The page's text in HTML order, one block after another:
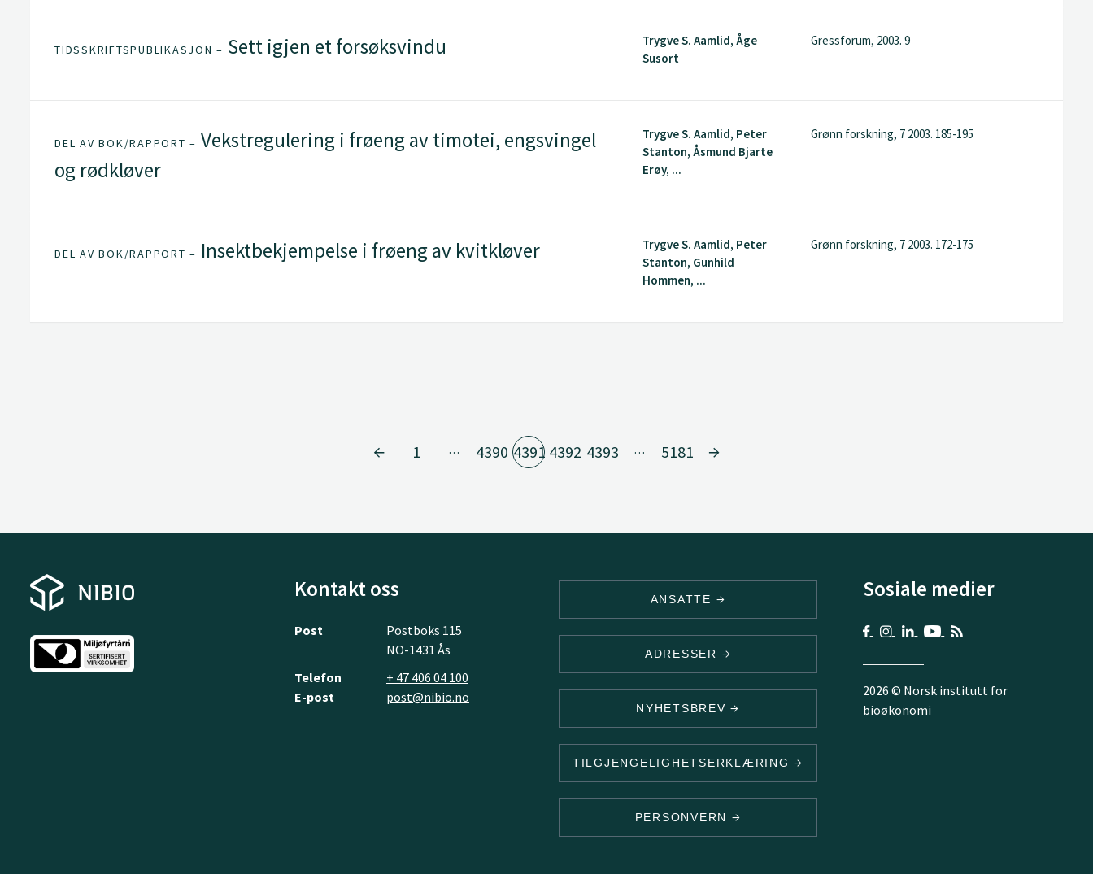
TIDSSKRIFTSPUBLIKASJON – Sett igjen et forsøksvindu
Trygve S. Aamlid, Åge
Susort
Gressforum, 2003. 9
DEL AV BOK/RAPPORT – Vekstregulering i frøeng av timotei, engsvingel
og rødkløver
Trygve S. Aamlid, Peter
Stanton, Åsmund Bjarte
Erøy, ...
Grønn forskning, 7 2003. 185-195
DEL AV BOK/RAPPORT – Insektbekjempelse i frøeng av kvitkløver
Trygve S. Aamlid, Peter
Stanton, Gunhild
Hommen, ...
Grønn forskning, 7 2003. 172-175
1 … 4390 4391 4392 4393 … 5181
Kontakt oss
Post
Postboks 115
NO-1431 Ås
Telefon
+ 47 406 04 100
E-post
post@nibio.no
ANSATTE
ADRESSER
NYHETSBREV
TILGJENGELIGHETSERKLÆRING
PERSONVERN
Sosiale medier
2026 © Norsk institutt for
bioøkonomi